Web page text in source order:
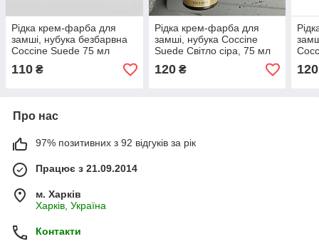
Рідка крем-фарба для
замші, нубука безбарвна
Coccine Suede 75 мл
110 ₴
Рідка крем-фарба для
замші, нубука Coccine
Suede Світло сіра, 75 мл
120₴ 120
Про нас
97% позитивних з 92 відгуків за рік
Працює з 21.09.2014
м. Харків
Харків, Україна
Контакти